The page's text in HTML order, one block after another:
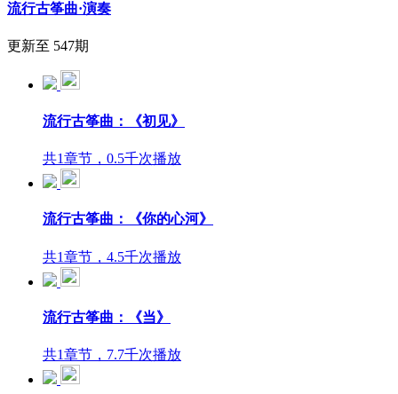
流行古筝曲·演奏
更新至 547期
流行古筝曲：《初见》
共1章节，0.5千次播放
流行古筝曲：《你的心河》
共1章节，4.5千次播放
流行古筝曲：《当》
共1章节，7.7千次播放